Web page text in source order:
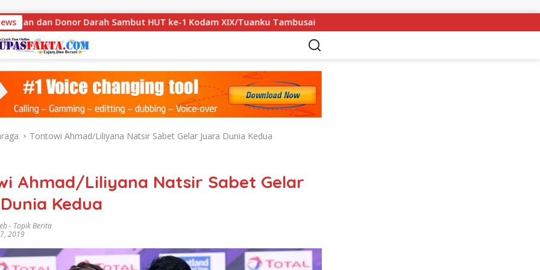
Sambut HUT ke-1 Kodam XIX/Tuanku Tambusai Dugaan Data SPMB Berubah Drastis, LSM Desak Audit
Tontowi Ahmad/Liliyana Natsir Sabet Gelar Juara Dunia Kedua
Ahmad/Liliyana Natsir Sabet Gelar
Kedua
- Topik Berita
2019